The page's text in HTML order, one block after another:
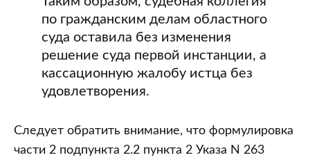
по гражданским делам областного
суда оставила без изменения
решение суда первой инстанции, а
кассационную жалобу истца без
удовлетворения.
Следует обратить внимание, что формулировка
части 2 подпункта 2.2 пункта 2 Указа N 263